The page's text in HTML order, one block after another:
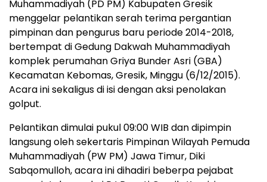
Muhammadiyah (PD PM) Kabupaten Gresik
menggelar pelantikan serah terima pergantian
pimpinan dan pengurus baru periode 2014-2018,
bertempat di Gedung Dakwah Muhammadiyah
komplek perumahan Griya Bunder Asri (GBA)
Kecamatan Kebomas, Gresik, Minggu (6/12/2015).
Acara ini sekaligus di isi dengan aksi penolakan
golput.
Pelantikan dimulai pukul 09:00 WIB dan dipimpin
langsung oleh sekertaris Pimpinan Wilayah Pemuda
Muhammadiyah (PW PM) Jawa Timur, Diki
Sabqomulloh, acara ini dihadiri beberpa pejabat